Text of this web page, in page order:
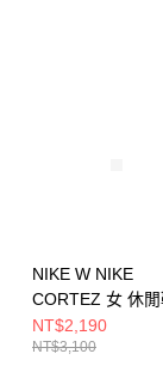
NIKE W NIKE
CORTEZ 女 休
DN1791006
NT$2,190
NT$3,100